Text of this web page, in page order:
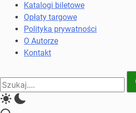
Katalogi biletowe
Opłaty targowe
Polityka prywatności
O Autorze
Kontakt
Close
Search